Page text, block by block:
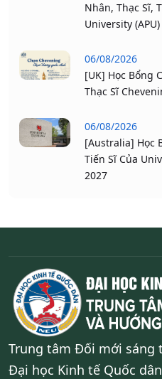
Nhân, Thạc Sĩ,
University
06/08/2026
[UK] Học Bổng
Thạc Sĩ
06/08/2026
[Australia] Học
Tiến Sĩ Của
2027
Trung tâm Đối mới sáng
Đại học Kinh tế Quốc dân